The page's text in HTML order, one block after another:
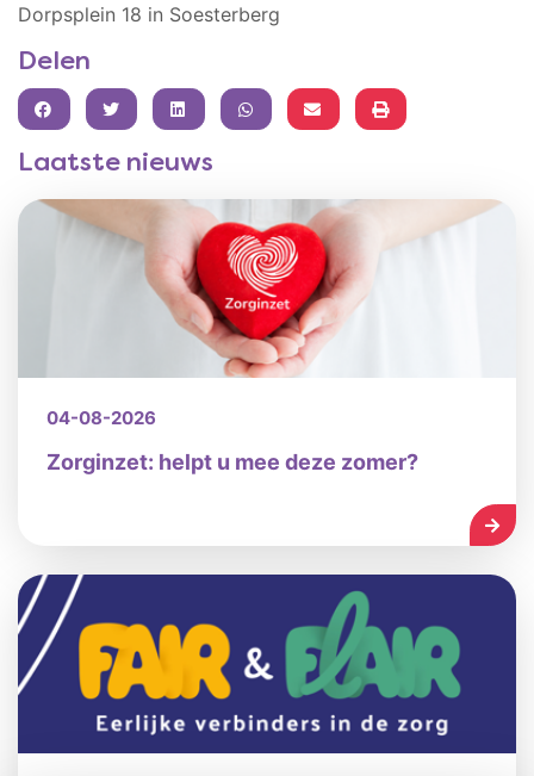
Dorpsplein 18 in Soesterberg
Delen
FACEBOOKTWITTERLINKEDINWHATSAPP
Laatste nieuws
04-08-2026
Zorginzet: helpt u mee deze zomer?